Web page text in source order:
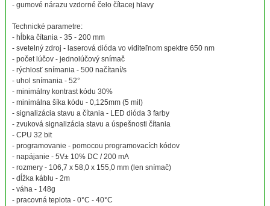
- gumové nárazu vzdorné čelo čítacej hlavy
Technické parametre:
- hĺbka čítania - 35 - 200 mm
- svetelný zdroj - laserová dióda vo viditeľnom spektre 650 nm
- počet lúčov - jednolúčový snímač
- rýchlosť snímania - 500 načítaní/s
- uhol snímania - 52°
- minimálny kontrast kódu 30%
- minimálna šíka kódu - 0,125mm (5 mil)
- signalizácia stavu a čítania - LED dióda 3 farby
- zvuková signalizácia stavu a úspešnosti čítania
- CPU 32 bit
- programovanie - pomocou programovacích kódov
- napájanie - 5V± 10% DC / 200 mA
- rozmery - 106,7 x 58,0 x 155,0 mm (len snímač)
- dĺžka káblu - 2m
- váha - 148g
- pracovná teplota - 0°C - 40°C